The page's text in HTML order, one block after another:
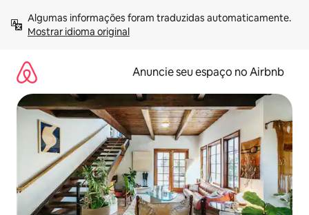
para
Mostrar idioma original
Anuncie seu espaço no Airbnb